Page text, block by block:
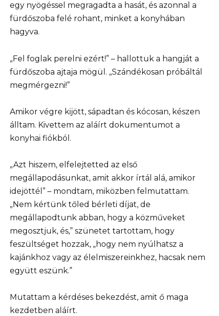
egy nyögéssel megragadta a hasát, és azonnal a
fürdőszoba felé rohant, minket a konyhában
hagyva.
„Fel foglak perelni ezért!” – hallottuk a hangját a
fürdőszoba ajtaja mögül. „Szándékosan próbáltál
megmérgezni!”
Amikor végre kijött, sápadtan és kócosan, készen
álltam. Kivettem az aláírt dokumentumot a
konyhai fiókból.
„Azt hiszem, elfelejtetted az első
megállapodásunkat, amit akkor írtál alá, amikor
idejöttél” – mondtam, miközben felmutattam.
„Nem kértünk tőled bérleti díjat, de
megállapodtunk abban, hogy a közműveket
megosztjuk, és,” szünetet tartottam, hogy
feszültséget hozzak, „hogy nem nyúlhatsz a
kajánkhoz vagy az élelmiszereinkhez, hacsak nem
együtt eszünk.”
Mutattam a kérdéses bekezdést, amit ő maga
kezdetben aláírt.